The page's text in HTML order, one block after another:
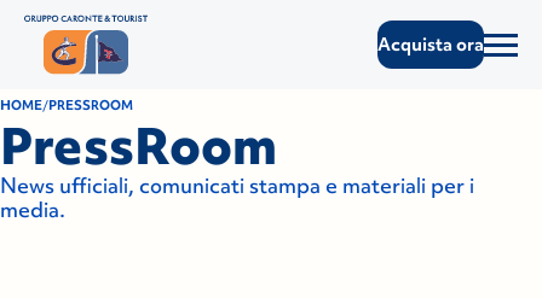
Acquista ora
HOME PRESSROOM
PressRoom
News ufficiali, comunicati stampa e materiali per i
media.